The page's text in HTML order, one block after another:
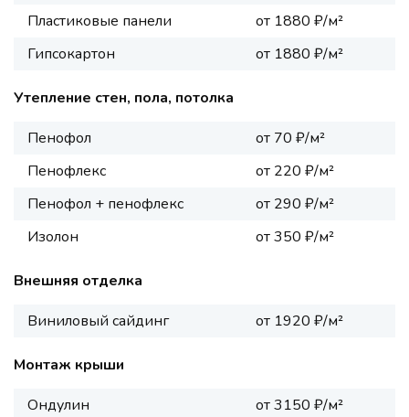
Пластиковые панели
от 1880 ₽/м²
Гипсокартон
от 1880 ₽/м²
Утепление стен, пола, потолка
Пенофол
от 70 ₽/м²
Пенофлекс
от 220 ₽/м²
Пенофол + пенофлекс
от 290 ₽/м²
Изолон
от 350 ₽/м²
Внешняя отделка
Виниловый сайдинг
от 1920 ₽/м²
Монтаж крыши
Ондулин
от 3150 ₽/м²